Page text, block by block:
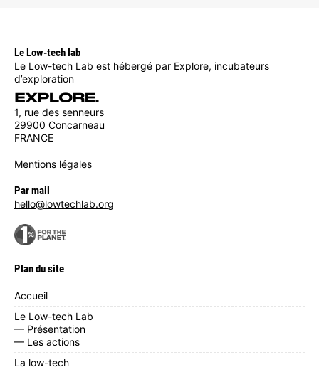
Le Low-tech lab
Le Low-tech Lab est hébergé par Explore, incubateurs
d’exploration
1, rue des senneurs
29900 Concarneau
FRANCE
Mentions légales
Par mail
hello@lowtechlab.org
Plan du site
Accueil
Le Low-tech Lab
— Présentation
— Les actions
La low-tech